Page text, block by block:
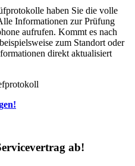
haben Sie die volle
Informationen zur Prüfung
aufrufen. Kommt es nach
zum Standort oder
direkt aktualisiert
ab!